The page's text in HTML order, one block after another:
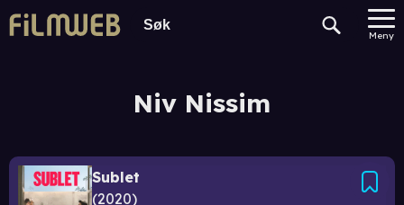
Meny
Niv Nissim
Sublet
2020